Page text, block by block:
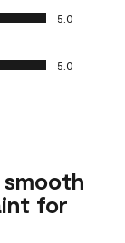
5.0
5.0
for